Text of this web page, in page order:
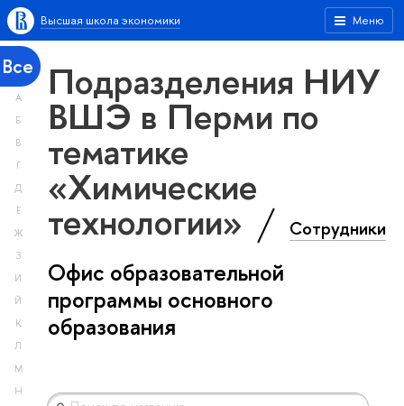
Меню
Высшая школа экономики
Все
А
Б
В
Г
Д
Е
Ж
З
И
Й
К
Л
М
Н
Подразделения НИУ
ВШЭ в Перми по
тематике
«Химические
технологии» Сотрудники
Офис образовательной
программы основного
образования